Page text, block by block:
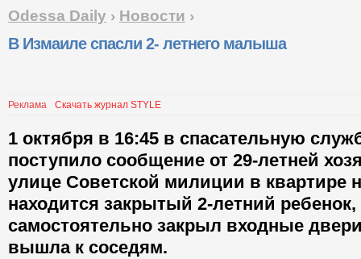
Odessa Daily › Новости ›
В Измаиле спасли 2- летнего малыша
Реклама Скачать журнал STYLE
1 октября в 16:45 в спасательную
поступило сообщение от 29-летней
улице Советской милиции в квартире
находится закрытый 2-летний
самостоятельно закрыл входные
вышла к соседям.